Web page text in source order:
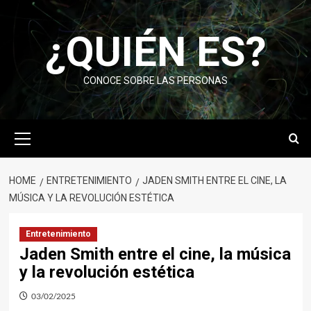
¿QUIÉN ES?
CONOCE SOBRE LAS PERSONAS
Menu
HOME ENTRETENIMIENTO
JADEN SMITH ENTRE EL CINE, LA
MÚSICA Y LA REVOLUCIÓN ESTÉTICA
Entretenimiento
Jaden Smith entre el cine, la música
y la revolución estética
03/02/2025